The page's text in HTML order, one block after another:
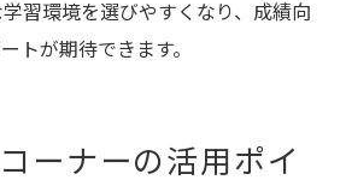
習環境を選びやすくなり、成績向
トが期待できます。
ーナーの活用ポイ